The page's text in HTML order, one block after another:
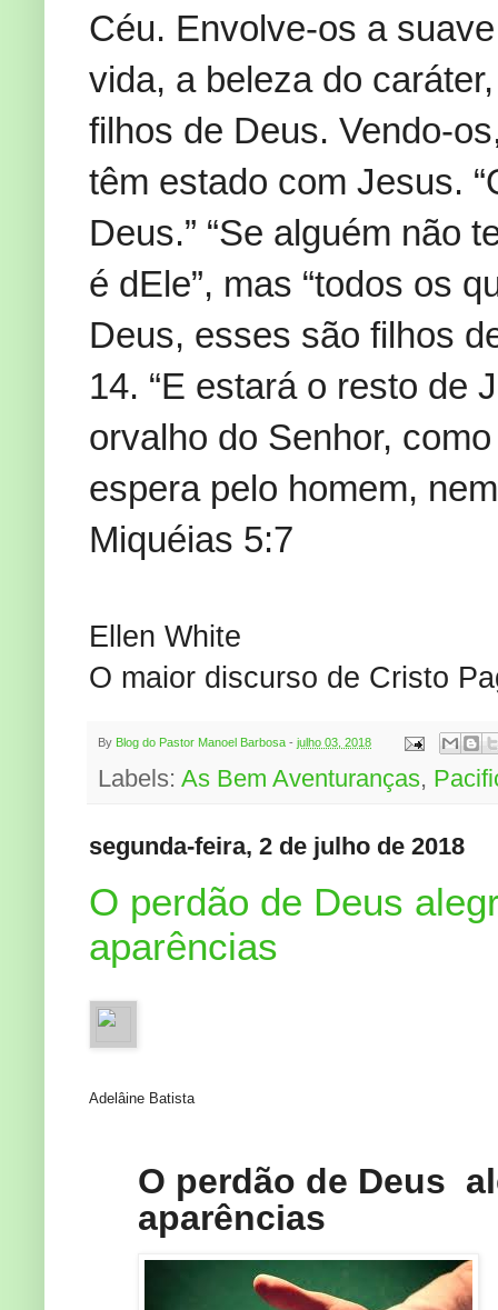
Céu. Envolve-os a
vida, a beleza do
filhos de Deus. Vendo-
têm estado com Jesus.
Deus.” “Se alguém não
é dEle”, mas “todos os
Deus, esses são filhos
14. “E estará o resto de
orvalho do Senhor,
espera pelo homem,
Miquéias 5:7
Ellen White
O maior discurso de Cristo
By Blog do Pastor Manoel Barbosa - julho 03, 2018
Labels: As Bem Aventuranças,
segunda-feira, 2 de julho de 2018
O perdão de Deus
aparências
Adelâine Batista
O perdão de Deus
aparências